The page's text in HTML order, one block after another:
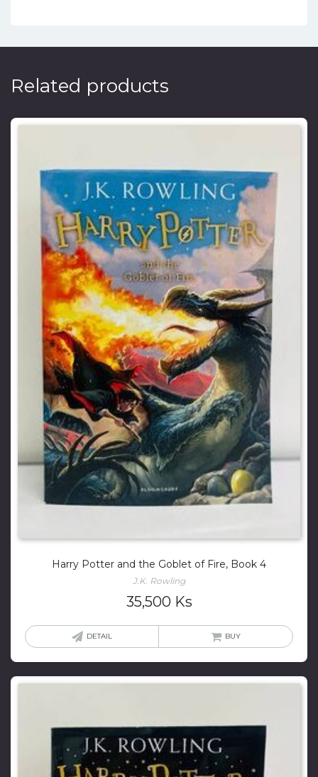
Related products
Harry Potter and the Goblet of Fire, Book 4
J.K. Rowling
35,500 Ks
DETAIL BUY